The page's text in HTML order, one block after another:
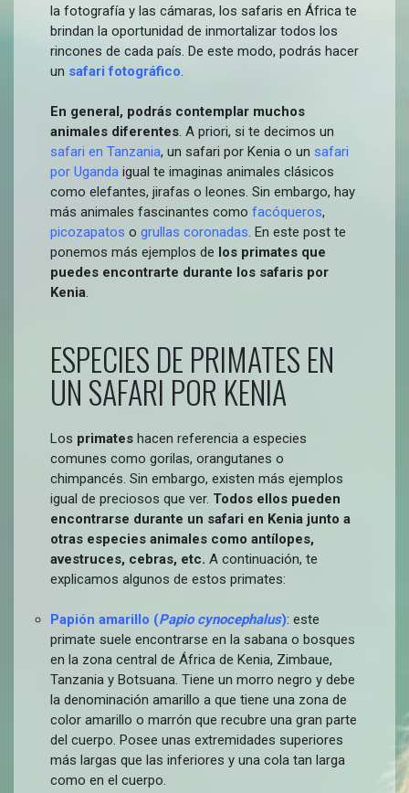
la fotografía y las cámaras, los safaris en África te
brindan la oportunidad de inmortalizar todos los
rincones de cada país. De este modo, podrás hacer
un safari fotográfico.
En general, podrás contemplar muchos
animales diferentes. A priori, si te decimos un
safari en Tanzania, un safari por Kenia o un safari
por Uganda igual te imaginas animales clásicos
como elefantes, jirafas o leones. Sin embargo, hay
más animales fascinantes como facóqueros,
picozapatos o grullas coronadas. En este post te
ponemos más ejemplos de los primates que
puedes encontrarte durante los safaris por
Kenia.
ESPECIES DE PRIMATES EN
UN SAFARI POR KENIA
Los primates hacen referencia a especies
comunes como gorilas, orangutanes o
chimpancés. Sin embargo, existen más ejemplos
igual de preciosos que ver. Todos ellos pueden
encontrarse durante un safari en Kenia junto a
otras especies animales como antílopes,
avestruces, cebras, etc. A continuación, te
explicamos algunos de estos primates:
Papión amarillo (Papio cynocephalus): este
primate suele encontrarse en la sabana o bosques
en la zona central de África de Kenia, Zimbaue,
Tanzania y Botsuana. Tiene un morro negro y debe
la denominación amarillo a que tiene una zona de
color amarillo o marrón que recubre una gran parte
del cuerpo. Posee unas extremidades superiores
más largas que las inferiores y una cola tan larga
como en el cuerpo.